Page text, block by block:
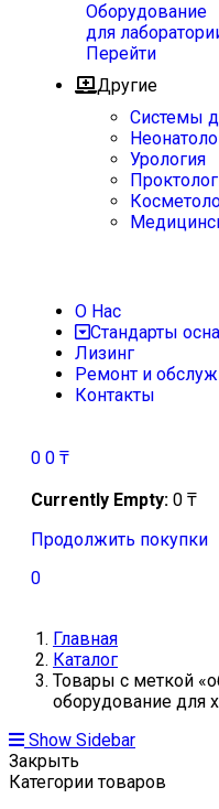
Оборудование
для
Перейти
Другие
Системы
Урология
О Нас
Стандарты
Лизинг
Ремонт и
Контакты
0 0 ₸
Currently Empty: 0 ₸
Продолжить покупки
0
Главная
Каталог
Товары с меткой
оборудование для
Show Sidebar
Закрыть
Категории товаров